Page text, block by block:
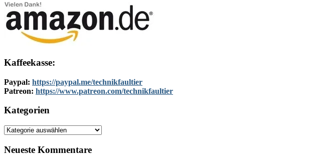
Kaffeekasse:
Paypal: https://paypal.me/technikfaultier
Patreon: https://www.patreon.com/technikfaultier
Kategorien
Kategorien
Neueste Kommentare